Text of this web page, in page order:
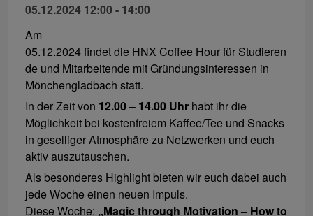
05.12.2024 12:00 - 14:00
Am
05.12.2024 findet die HNX Coffee Hour für Studieren
de und Mitarbeitende mit Gründungsinteressen in
Mönchengladbach statt.
In der Zeit von 12.00 – 14.00 Uhr habt ihr die
Möglichkeit bei kostenfreiem Kaffee/Tee und Snacks
in geselliger Atmosphäre zu Netzwerken und euch
aktiv auszutauschen.
Als besonderes Highlight bieten wir euch dabei auch
jede Woche einen neuen Impuls.
Diese Woche: „Magic through Motivation – How to